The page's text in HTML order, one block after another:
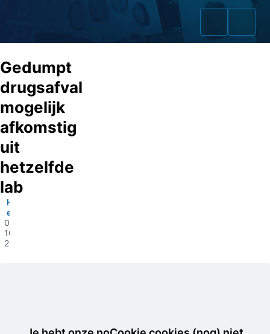
Home
Zaken
Fraudeurs
Gedumpt
drugsafval
mogelijk
afkomstig
uit
hetzelfde
lab
Heijningen
e.o.
06-
10-
2020